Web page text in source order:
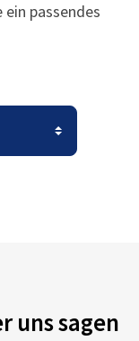
passendes
uns sagen